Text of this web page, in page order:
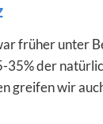
früher unter
35% der
greifen wir